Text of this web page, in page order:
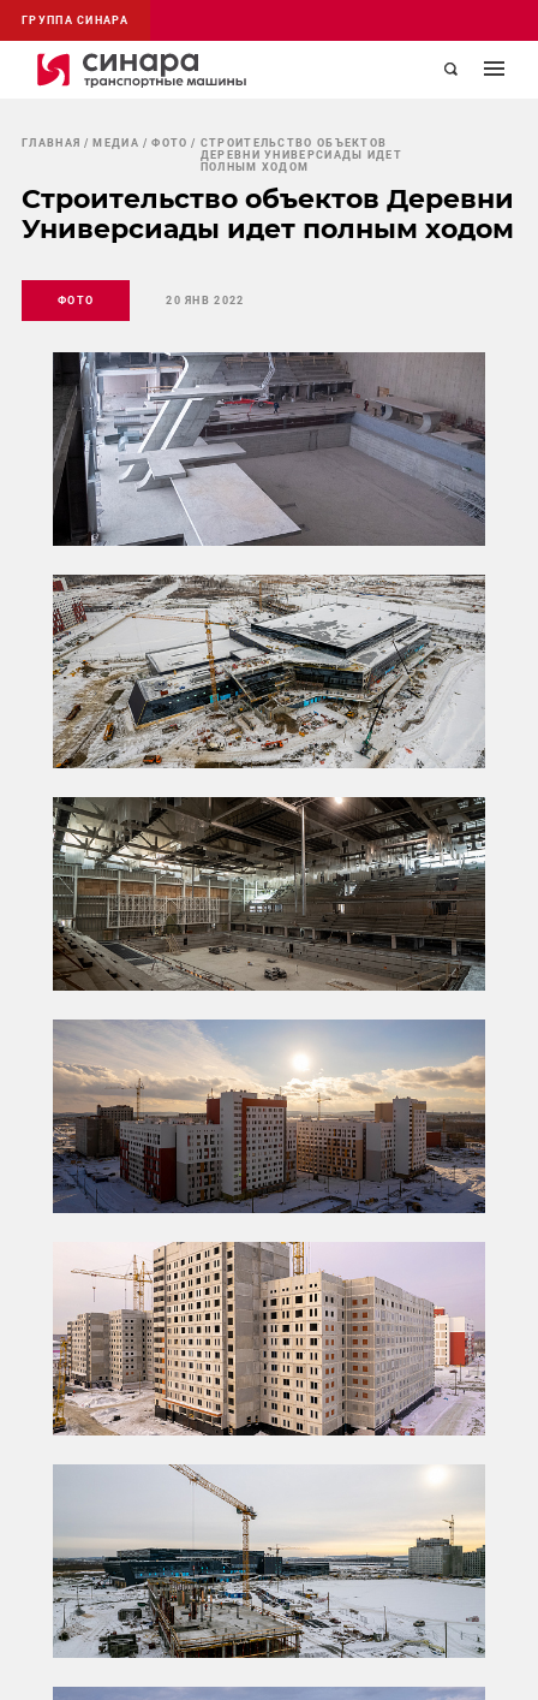
ГРУППА СИНАРА
ГЛАВНАЯ МЕДИА ФОТО
СТРОИТЕЛЬСТВО ОБЪЕКТОВ
ДЕРЕВНИ УНИВЕРСИАДЫ ИДЕТ
ПОЛНЫМ ХОДОМ
Строительство объектов Деревни
Универсиады идет полным ходом
ФОТО 20 ЯНВ 2022